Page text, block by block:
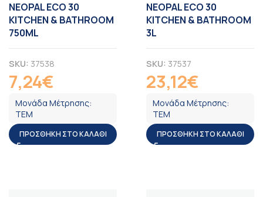
NEOPAL ECO 30
KITCHEN & BATHROOM
750ML
SKU: 37538
7,24€
Μονάδα Μέτρησης:
ΤΕΜ
ΠΡΟΣΘΉΚΗ ΣΤΟ ΚΑΛΆΘΙ
NEOPAL ECO 30
KITCHEN & BATHROOM
3L
SKU: 37537
23,12€
Μονάδα Μέτρησης:
ΤΕΜ
ΠΡΟΣΘΉΚΗ ΣΤΟ ΚΑΛΆΘΙ